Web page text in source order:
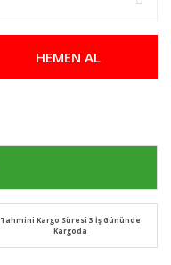
HEMEN AL
Tahmini Kargo Süresi 3 İş Gününde
Kargoda